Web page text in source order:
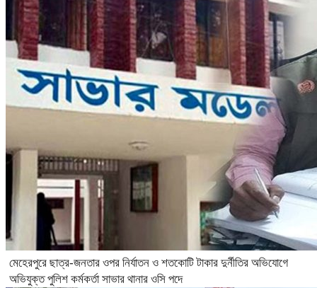
মেহেরপুরে ছাত্র-জনতার ওপর নির্যাতন ও শতকোটি টাকার দুর্নীতির অভিযোগে
অভিযুক্ত পুলিশ কর্মকর্তা সাভার থানার ওসি পদে